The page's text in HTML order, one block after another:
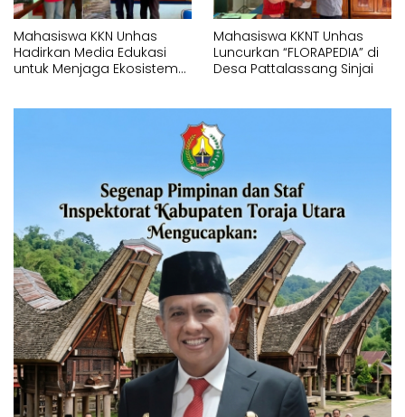
Mahasiswa KKN Unhas
Hadirkan Media Edukasi
untuk Menjaga Ekosistem
Mahasiswa KKNT Unhas
Luncurkan “FLORAPEDIA” di
Desa Pattalassang Sinjai